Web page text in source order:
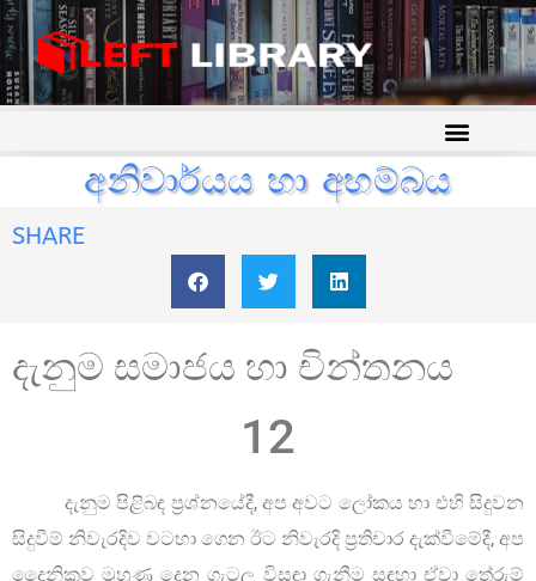
අනිවාර්යය හා අහම්බය
SHARE
දැනුම සමාජය හා චින්තනය
12
දැනුම පිළිබඳ ප්‍රශ්නයේදී, අප අවට ලෝකය හා එහි සිදුවන
සිදුවීම් නිවැරදිව වටහා ගෙන ඊට නිවැරදි ප්‍රතිචාර දැක්වීමේදී, අප
දෛනිකව මුහුණ දෙන ගැටලු විසඳා ගැනීම සඳහා ඒවා තේරුම්